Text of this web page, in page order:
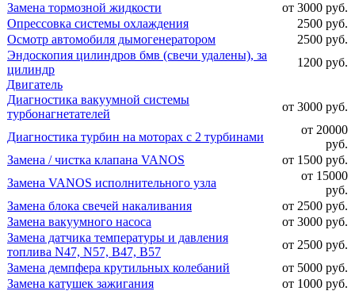
Замена тормозной жидкости
от 3000 руб.
Опрессовка системы охлаждения
2500 руб.
Осмотр автомобиля дымогенератором
2500 руб.
Эндоскопия цилиндров бмв (свечи удалены), за
цилиндр
1200 руб.
Двигатель
Диагностика вакуумной системы
турбонагнетателей
от 3000 руб.
Диагностика турбин на моторах с 2 турбинами
от 20000
руб.
Замена / чистка клапана VANOS
от 1500 руб.
Замена VANOS исполнительного узла
от 15000
руб.
Замена блока свечей накаливания
от 2500 руб.
Замена вакуумного насоса
от 3000 руб.
Замена датчика температуры и давления
топлива N47, N57, B47, B57
от 2500 руб.
Замена демпфера крутильных колебаний
от 5000 руб.
Замена катушек зажигания
от 1000 руб.